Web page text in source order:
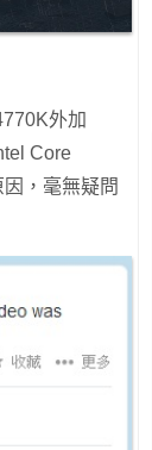
外加
Core
，毫無疑問